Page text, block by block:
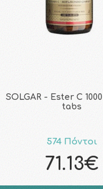
SOLGAR - Ester C
tabs
574 Πόντοι
71.13€